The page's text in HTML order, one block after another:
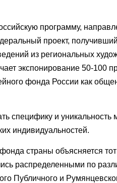
программу,
проект,
из региональных
экспонирование 50-100
фонда России как
специфику и уникальность
индивидуальностей.
страны объясняется тот
распределенными по
Публичного и